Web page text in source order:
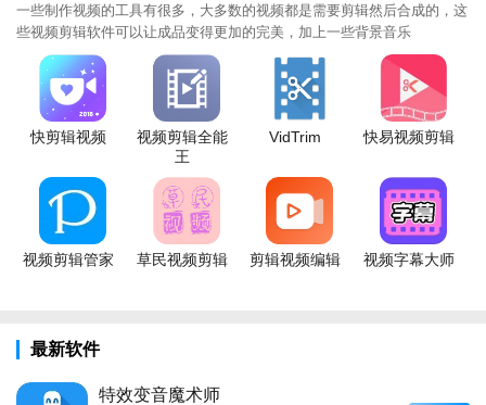
一些制作视频的工具有很多，大多数的视频都是需要剪辑然后合成的，这
些视频剪辑软件可以让成品变得更加的完美，加上一些背景音乐
快剪辑视频
视频剪辑全能
王
VidTrim 快易视频剪辑
视频剪辑管家 草民视频剪辑 剪辑视频编辑 视频字幕大师
最新软件
特效变音魔术师